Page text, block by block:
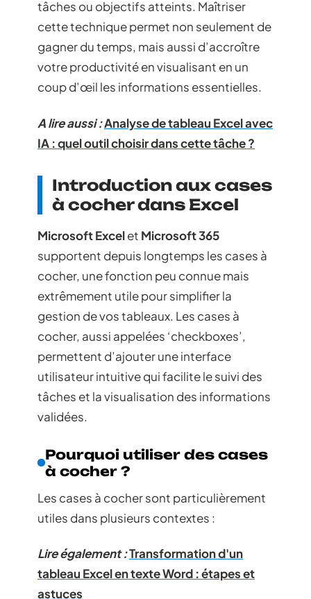
tâches ou objectifs atteints. Maîtriser
cette technique permet non seulement de
gagner du temps, mais aussi d’accroître
votre productivité en visualisant en un
coup d’œil les informations essentielles.
A lire aussi :Analyse de tableau Excel avec
IA : quel outil choisir dans cette tâche ?
Introduction aux cases
à cocher dans Excel
Microsoft Excelet Microsoft 365
supportent depuis longtemps les cases à
cocher, une fonction peu connue mais
extrêmement utile pour simplifier la
gestion de vos tableaux. Les cases à
cocher, aussi appelées ‘checkboxes’,
permettent d’ajouter une interface
utilisateur intuitive qui facilite le suivi des
tâches et la visualisation des informations
validées.
Pourquoi utiliser des cases
à cocher ?
Les cases à cocher sont particulièrement
utiles dans plusieurs contextes :
Lire également :Transformation d'un
tableau Excel en texte Word : étapes et
astuces